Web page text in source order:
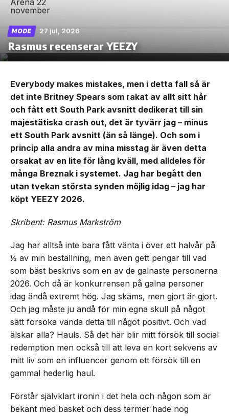
MODE 27 jul, 2026
Rasmus recenserar YEEZY
Everybody makes mistakes, men i detta fall så är
det inte Britney Spears som rakat av allt sitt hår
och fått ett South Park avsnitt dedikerat till sin
majestätiska crash out, det är tyvärr jag – minus
ett South Park avsnitt (än så länge). Och som i
princip alla andra av mina misstag är även detta
orsakat av en lite för lång kväll, med alldeles för
många Breznak i systemet. Jag har begått den
utan tvekan största synden möjlig idag – jag har
köpt YEEZY 2026.
Skribent: Rasmus Markström
Jag har alltså inte bara fått vänta i över ett halvår på
½ av min beställning, men även gett pengar till vad
som bäst beskrivs som en av de galnaste personerna
2026. Och då är konkurrensen på galna personer
idag ändå extremt hög. Jag skäms, men gjort är gjort.
Och jag måste ju ändå för min egna skull på något
sätt försöka vända detta till något positivt. Och vad
älskar alla? Hauls. Så det här blir mitt försök till social
redemption men också till att leva en kort sekvens av
mitt liv som en influencer genom ett försök till en
gammal hederlig haul.
Förstår självklart ironin i det hela och någon som är
bekant med basket och dess termer hade nog